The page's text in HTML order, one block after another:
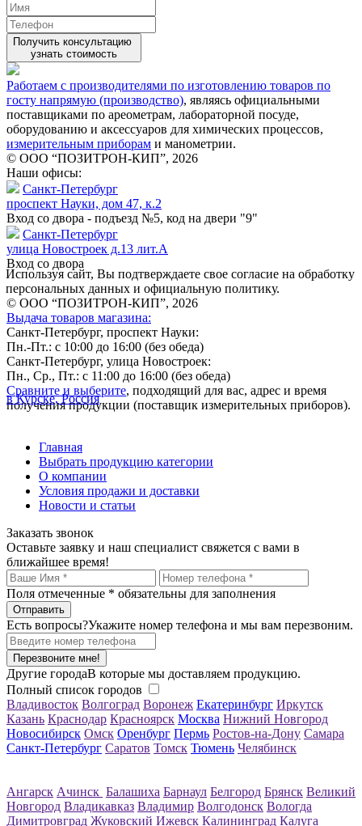
Получить консультацию
узнать стоимость
Работаем с производителями по изготовлению товаров по
госту напрямую (производство), являясь официальными
поставщиками по ареометрам, лабораторной посуде,
оборудованию и аксессуаров для химических процессов,
измерительным приборам и манометрии.
© ООО “ПОЗИТРОН-КИП”, 2026
Наши офисы:
Санкт-Петербург
проспект Науки, дом 47, к.2
Вход со двора - подъезд №5, код на двери "9"
Санкт-Петербург
улица Новостроек д.13 лит.А
Вход со двора
Используя сайт, Вы подтверждаете свое согласие на обработку
персональных данных и официальную политику.
© ООО “ПОЗИТРОН-КИП”, 2026
Выдача товаров магазина:
Санкт-Петербург, проспект Науки:
Пн.-Пт.: с 10:00 до 16:00 (без обеда)
Санкт-Петербург, улица Новостроек:
Пн., Ср., Пт.: с 11:00 до 16:00 (без обеда)
Сравните и выберите, подходящий для вас, адрес и время
получения продукции (поставщик измерительных приборов).
в Курске, Россия
Главная
Выбрать продукцию категории
О компании
Условия продажи и доставки
Новости и статьи
Заказать звонок
Оставьте заявку и наш специалист свяжется с вами в
ближайшее время!
Поля отмеченные * обязательны для заполнения
Есть вопросы?Укажите номер телефона и мы вам перезвоним.
Перезвоните мне!
Другие городаВ которые мы доставляем продукцию.
Полный список городов
Владивосток Волгоград Воронеж Екатеринбург Иркутск
Казань Краснодар Красноярск Москва Нижний Новгород
Новосибирск Омск Оренбург Пермь Ростов-на-Дону Самара
Санкт-Петербург Саратов Томск Тюмень Челябинск
Ангарск Ачинск Балашиха Барнаул Белгород Брянск Великий
Новгород Владикавказ Владимир Волгодонск Вологда
Димитровград Жуковский Ижевск Калининград Калуга